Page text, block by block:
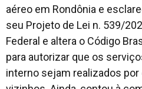
aéreo em Rondônia e
seu Projeto de Lei n. 539/
Federal e altera o Código
para autorizar que os
interno sejam realizados